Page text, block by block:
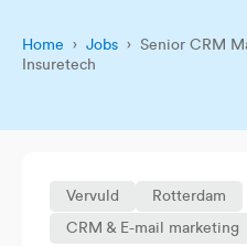
Home › Jobs › Senior CRM
Insuretech
Vervuld Rotterdam
CRM & E-mail marketing